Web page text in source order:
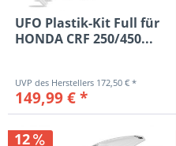
UFO Plastik-Kit Full für
HONDA CRF 250/450...
172,50 € *
149,99 € *
12